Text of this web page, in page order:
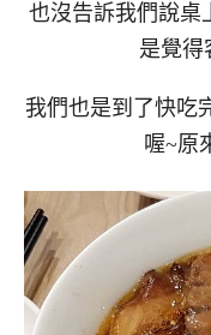
也沒告訴我們說桌
是覺得
我們也是到了快吃
喔~原